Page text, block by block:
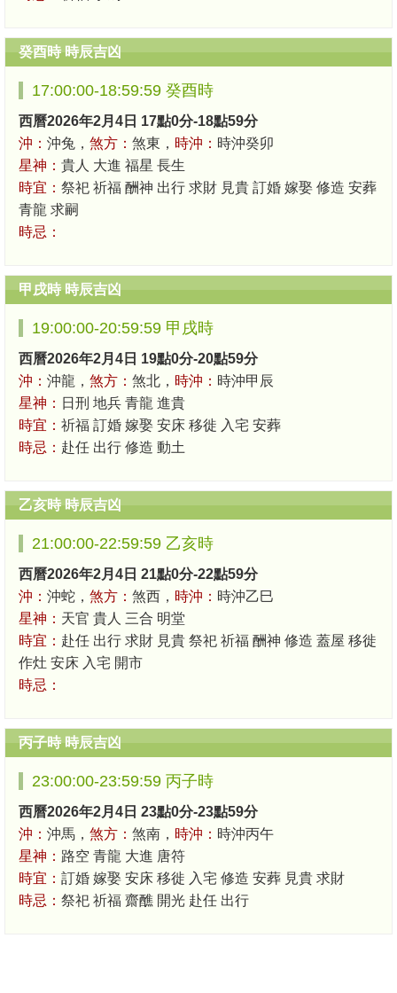
癸酉時 時辰吉凶
17:00:00-18:59:59 癸酉時
西曆2026年2月4日 17點0分-18點59分
沖： 沖兔， 煞方： 煞東， 時沖： 時沖癸卯
星神： 貴人 大進 福星 長生
時宜： 祭祀 祈福 酬神 出行 求財 見貴 訂婚 嫁娶 修造 安葬
青龍 求嗣
時忌：
甲戌時 時辰吉凶
19:00:00-20:59:59 甲戌時
西曆2026年2月4日 19點0分-20點59分
沖： 沖龍， 煞方： 煞北， 時沖： 時沖甲辰
星神： 日刑 地兵 青龍 進貴
時宜： 祈福 訂婚 嫁娶 安床 移徙 入宅 安葬
時忌： 赴任 出行 修造 動土
乙亥時 時辰吉凶
21:00:00-22:59:59 乙亥時
西曆2026年2月4日 21點0分-22點59分
沖： 沖蛇， 煞方： 煞西， 時沖： 時沖乙巳
星神： 天官 貴人 三合 明堂
時宜： 赴任 出行 求財 見貴 祭祀 祈福 酬神 修造 蓋屋 移徙
作灶 安床 入宅 開市
時忌：
丙子時 時辰吉凶
23:00:00-23:59:59 丙子時
西曆2026年2月4日 23點0分-23點59分
沖： 沖馬， 煞方： 煞南， 時沖： 時沖丙午
星神： 路空 青龍 大進 唐符
時宜： 訂婚 嫁娶 安床 移徙 入宅 修造 安葬 見貴 求財
時忌： 祭祀 祈福 齋醮 開光 赴任 出行